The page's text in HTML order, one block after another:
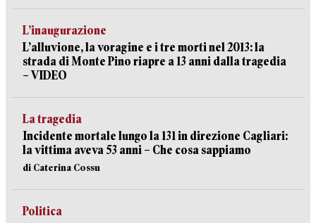
L’inaugurazione
L’alluvione, la voragine e i tre morti nel 2013: la
strada di Monte Pino riapre a 13 anni dalla tragedia
– VIDEO
La tragedia
Incidente mortale lungo la 131 in direzione Cagliari:
la vittima aveva 53 anni – Che cosa sappiamo
di Caterina Cossu
Politica